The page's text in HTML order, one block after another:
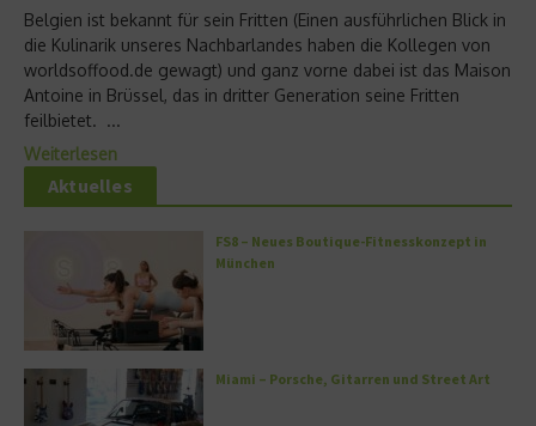
Belgien ist bekannt für sein Fritten (Einen ausführlichen Blick in
die Kulinarik unseres Nachbarlandes haben die Kollegen von
worldsoffood.de gewagt) und ganz vorne dabei ist das Maison
Antoine in Brüssel, das in dritter Generation seine Fritten
feilbietet. ...
Weiterlesen
Aktuelles
FS8 – Neues Boutique-Fitnesskonzept in
München
Miami – Porsche, Gitarren und Street Art